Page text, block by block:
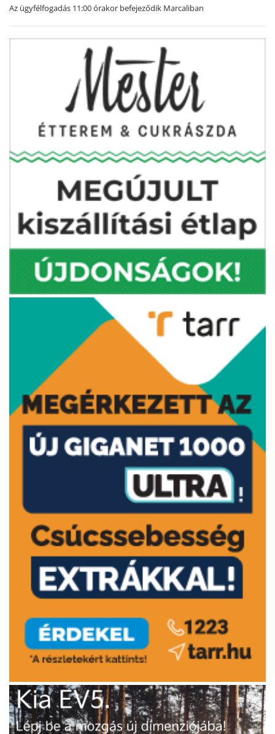
Az ügyfélfogadás 11:00 órakor befejeződik Marcaliban